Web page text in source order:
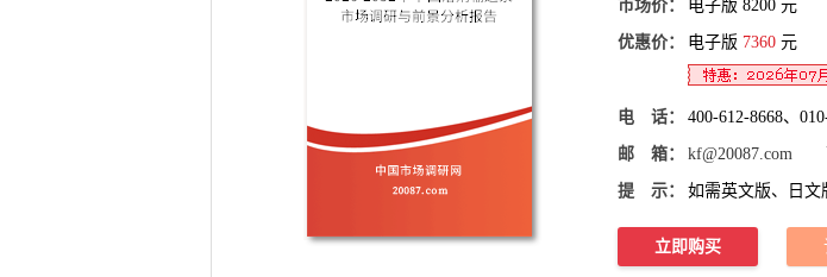
市场价： 电子版 8200 元
优惠价： 电子版 7360 元
电 话： 400-612-8668、
邮 箱： kf@20087.com
提 示： 如需英文版、日文
立即购买